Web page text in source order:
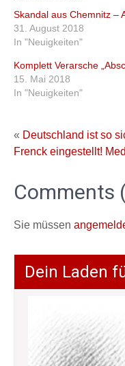
Skandal aus Chemnitz –
31. August 2018
In "Neuigkeiten"
Komplett Verarsche
15. Mai 2018
In "Neuigkeiten"
« Deutschland ist so
Frenck eingestellt!
Comments
Sie müssen
Dein Laden